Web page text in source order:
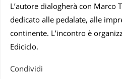
L’autore dialogherà con Marco
dedicato alle pedalate, alle
continente. L’incontro è
Ediciclo.
Condividi